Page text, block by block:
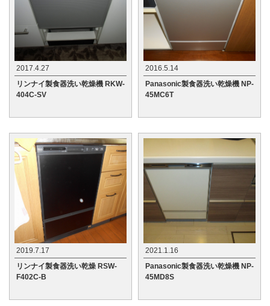
2017.4.27
リンナイ製食器洗い乾燥機 RKW-
404C-SV
2016.5.14
Panasonic製食器洗い乾燥機 NP-
45MC6T
2019.7.17
リンナイ製食器洗い乾燥 RSW-
F402C-B
2021.1.16
Panasonic製食器洗い乾燥機 NP-
45MD8S